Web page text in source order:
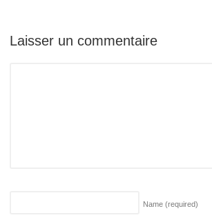
Laisser un commentaire
Name (required)